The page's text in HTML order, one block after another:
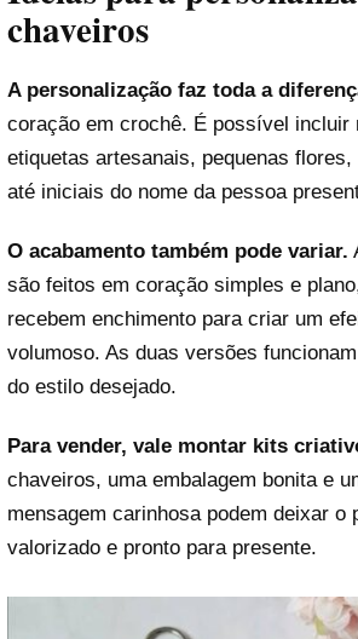
chaveiros
A personalização faz toda a
coração em crochê. É possível incluir
etiquetas artesanais, pequenas
até iniciais do nome da pessoa
O acabamento também pode variar.
são feitos em coração simples e
recebem enchimento para criar um
volumoso. As duas versões
do estilo desejado.
Para vender, vale montar kits
chaveiros, uma embalagem bonita e
mensagem carinhosa podem deixar o
valorizado e pronto para presente.